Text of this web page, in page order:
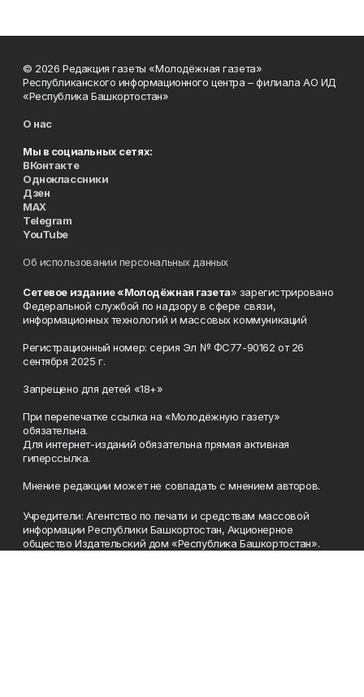
© 2026 Редакция газеты «Молодёжная газета»
Республиканского информационного центра – филиала АО ИД
«Республика Башкортостан»
О нас
Мы в социальных сетях:
ВКонтакте
Одноклассники
Дзен
MAX
Telegram
YouTube
Об использовании персональных данных
Сетевое издание «Молодёжная газета» зарегистрировано
Федеральной службой по надзору в сфере связи,
информационных технологий и массовых коммуникаций
Регистрационный номер: серия Эл № ФС77-90162 от 26
сентября 2025 г.
Запрещено для детей «18+»
При перепечатке ссылка на «Молодёжную газету»
обязательна.
Для интернет-изданий обязательна прямая активная
гиперссылка.
Мнение редакции может не совпадать с мнением авторов.
Учредители: Агентство по печати и средствам массовой
информации Республики Башкортостан, Акционерное
общество Издательский дом «Республика Башкортостан».